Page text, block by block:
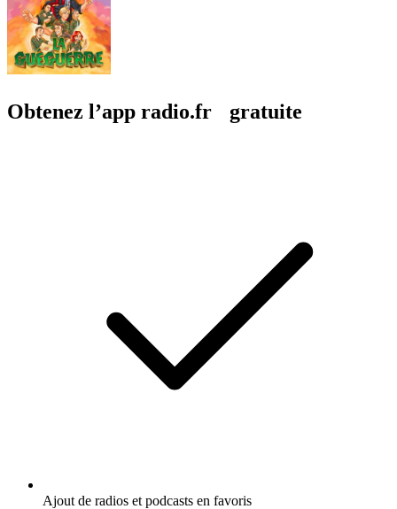
Obtenez l’app radio.fr gratuite
Ajout de radios et podcasts en favoris